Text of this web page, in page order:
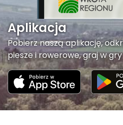
Aplikacja
Pobierz naszą aplikację,
piesze i rowerowe, graj w